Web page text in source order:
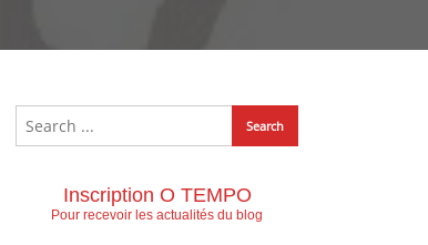
Inscription O TEMPO
Pour recevoir les actualités du blog